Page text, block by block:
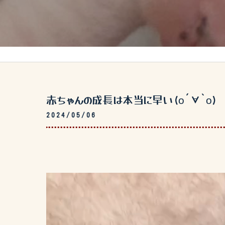
赤ちゃんの成長は本当に早い(о´∀`о)
2024/05/06